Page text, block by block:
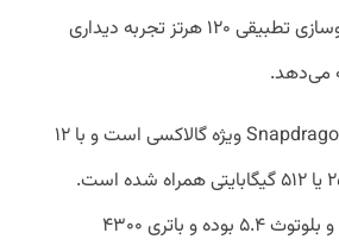
رزولوشن FHD+ و نرخ نوسازی تطبیقی ۱۲۰ هرتز تجربه‌ دیداری
می‌دهد.
پردازنده همان Snapdragon 8 Elite ویژه گالاکسی است و با ۱۲
گیگابایت رم و حافظه ۲۵۶ یا ۵۱۲ گیگابایتی همراه شده است.
ارتباطات شامل Wi-Fi 7 و بلوتوث ۵.۴ بوده و باتری ۴۳۰۰